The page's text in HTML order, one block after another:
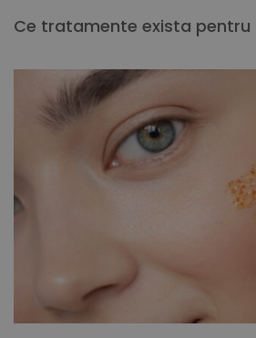
Ce tratamente exista pentru